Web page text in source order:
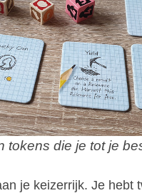
tokens die je tot je
je keizerrijk. Je hebt